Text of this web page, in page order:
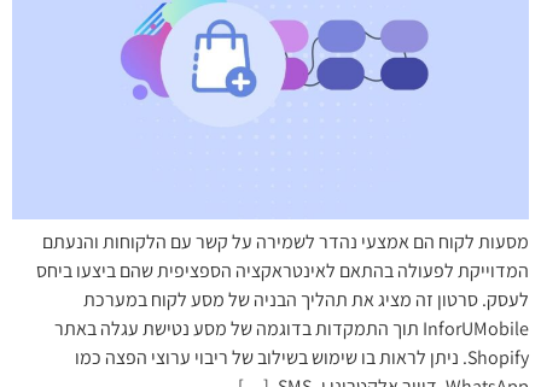
מסעות לקוח הם אמצעי נהדר לשמירה על קשר עם הלקוחות והנעתם
המדוייקת לפעולה בהתאם לאינטראקציה הספציפית שהם ביצעו ביחס
לעסק. סרטון זה מציג את תהליך הבניה של מסע לקוח במערכת
InforUMobile תוך התמקדות בדוגמה של מסע נטישת עגלה באתר
Shopify. ניתן לראות בו שימוש בשילוב של ריבוי ערוצי הפצה כמו